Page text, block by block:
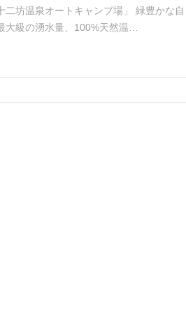
二坊温泉オートキャンプ場」 緑豊かな自
大級の湧水量、100%天然温…